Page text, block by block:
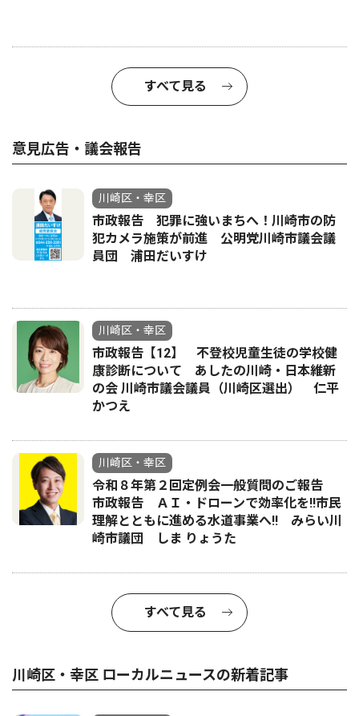
すべて見る
意見広告・議会報告
川崎区・幸区
市政報告 犯罪に強いまちへ！川崎市の防
犯カメラ施策が前進 公明党川崎市議会議
員団 浦田だいすけ
川崎区・幸区
市政報告【12】 不登校児童生徒の学校健
康診断について あしたの川崎・日本維新
の会 川崎市議会議員（川崎区選出） 仁平
かつえ
川崎区・幸区
令和８年第２回定例会一般質問のご報告
市政報告 ＡＩ・ドローンで効率化を!!市民
理解とともに進める水道事業へ!! みらい川
崎市議団 しま りょうた
すべて見る
川崎区・幸区 ローカルニュースの新着記事